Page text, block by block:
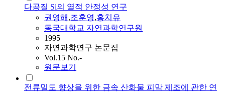
다공질 Si의 열적 안정성 연구
권영해 ,조훈영,홍치유
동국대학교 자연과학연구원
1995
자연과학연구 논문집
Vol.15 No.-
원문보기
전류밀도 향상을 위한 금속 산화물 피막 제조에 관한 연